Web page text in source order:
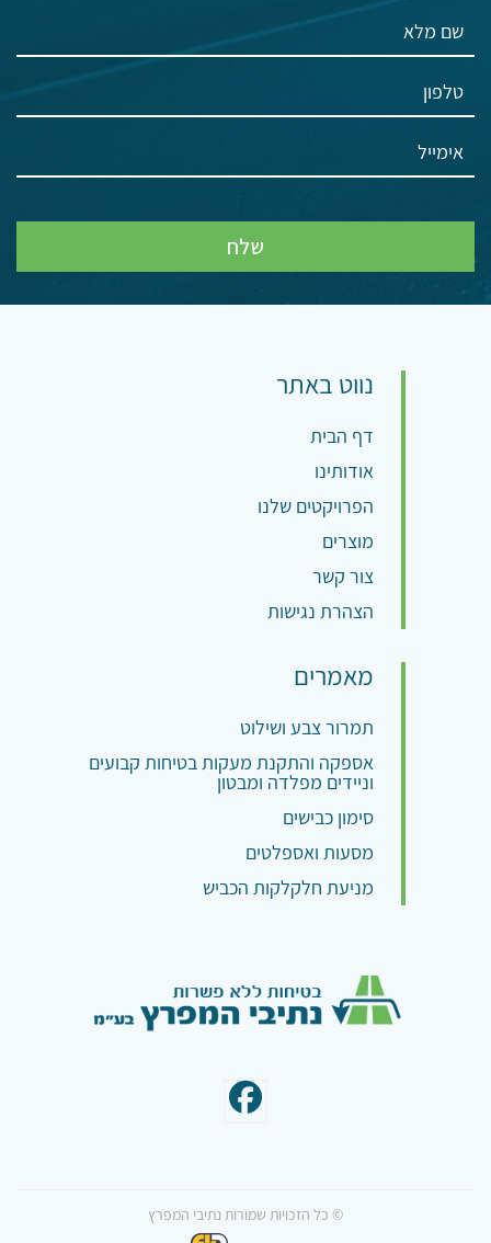
נווט באתר
דף הבית
אודותינו
הפרויקטים שלנו
מוצרים
צור קשר
הצהרת נגישות
מאמרים
תמרור צבע ושילוט
אספקה והתקנת מעקות בטיחות קבועים
וניידים מפלדה ומבטון
סימון כבישים
מסעות ואספלטים
מניעת חלקלקות הכביש
© כל הזכויות שמורות נתיבי המפרץ